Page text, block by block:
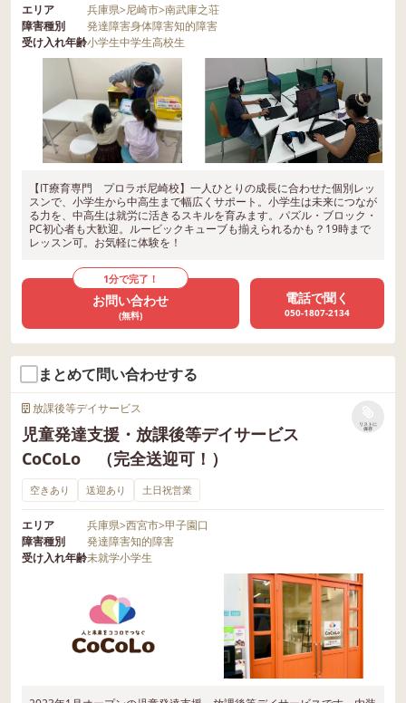
エリア 兵庫県>尼崎市>南武庫之荘
障害種別
発達障害身体障害知的障害
受け入れ年齢小学生中学生高校生
【IT療育専門 プロラボ尼崎校】一人ひとりの成長に合わせた個別レッ
スンで、小学生から中高生まで幅広くサポート。小学生は未来につなが
る力を、中高生は就労に活きるスキルを育みます。パズル・ブロック・
PC初心者も大歓迎。ルービックキューブも揃えられるかも？19時まで
レッスン可。お気軽に体験を！
1分で完了！
お問い合わせ
(無料)
電話で聞く
050-1807-2134
まとめて問い合わせする
放課後等デイサービス
児童発達支援・放課後等デイサービス
CoCoLo （完全送迎可！）
リストに
保存
空きあり 送迎あり 土日祝営業
エリア 兵庫県>西宮市>甲子園口
障害種別
発達障害知的障害
受け入れ年齢未就学小学生